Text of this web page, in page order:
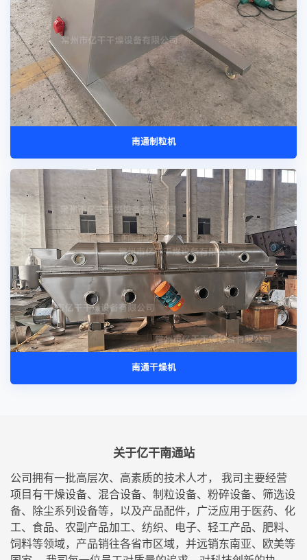
南通制粒机
南通干燥机
关于亿干南通站
公司拥有一批高层次、高素质的技术人才， 我司主要经营
项目有干燥设备、混合设备、制粒设备、粉碎设备、筛选设
备、除尘系列设备等，以及产品配件，广泛应用于医药、化
工、食品、农副产品加工、纺织、电子、轻工产品、肥料、
饲料等领域，产品销往各省市区域，并远销东南亚、欧美等